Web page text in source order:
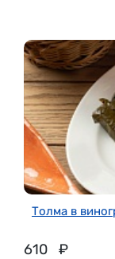
Толма в
610 ₽